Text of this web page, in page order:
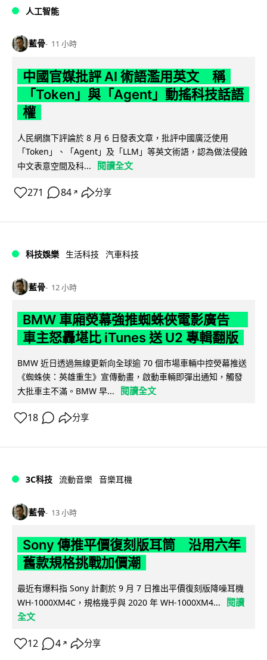
人工智能
藍骨 11 小時
中國官媒批評 AI 術語濫用英文 稱
「Token」與「Agent」動搖科技話語
權
人民網旗下評論於 8 月 6 日發表文章，批評中國廣泛使用
「Token」、「Agent」及「LLM」等英文術語，認為做法侵蝕
中文表意空間及科...
閱讀全文
271 84 ↗ 分享
科技娛樂 生活科技 汽車科技
藍骨 12 小時
BMW 車廂熒幕強推蜘蛛俠電影廣告
車主怒轟堪比 iTunes 送 U2 專輯翻版
BMW 近日透過無線更新向全球逾 70 個市場車輛中控熒幕推送
《蜘蛛俠：英雄重生》宣傳動畫，啟動車輛即彈出通知，觸發
大批車主不滿。BMW 早...
閱讀全文
18 分享
3C科技 流動音樂 音樂耳機
藍骨 13 小時
Sony 傳推平價復刻版耳筒 沿用六年
舊款規格挑戰加價潮
最近有爆料指 Sony 計劃於 9 月 7 日推出平價復刻版降噪耳機
WH-1000XM4C，規格幾乎與 2020 年 WH-1000XM4...
閱讀
全文
12 4 ↗ 分享